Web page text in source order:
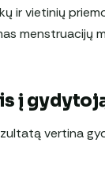
ir vietinių
menstruacijų
į
vertina